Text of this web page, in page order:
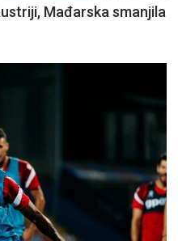
Mađarska smanjila